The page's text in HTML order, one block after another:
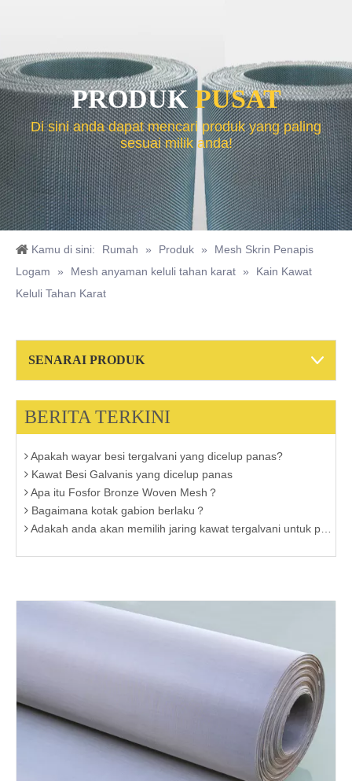
PRODUK PUSAT
Di sini anda dapat mencari produk yang paling
sesuai milik anda!
Kamu di sini: Rumah » Produk »
Mesh Skrin Penapis
Logam
» Mesh anyaman keluli tahan karat »
Kain Kawat
Keluli Tahan Karat
SENARAI PRODUK
BERITA TERKINI
Klik untuk lebih lanjut mengenai Kain Kawat Keluli Tahan Karat
Kawat Besi Galvanis yang dicelup panas
Apa itu Fosfor Bronze Woven Mesh？
Bagaimana kotak gabion berlaku？
Adakah anda akan memilih jaring kawat tergalvani untuk pemeriksaan tingkap？
Ketahui lebih lanjut mengenai gegelung wayar pisau cukur konsertina tergalvani panas
Jenis-Jenis Jaring Tenun Gangsa Fosfor
Twill Mesh keluli tahan karat
Kelebihan Rangkaian Gabion Sungai
Beijing Jinhai Zhongda Trade CO., LTD
Jaring dawai yang dikimpal dengan keluli tahan karat
Cakera Penapis Keluli Tahan Karat untuk Masalah Penapisan
Pengenalan Kawat besi potong